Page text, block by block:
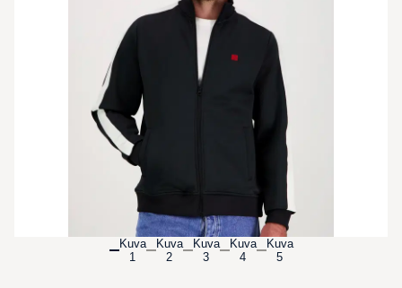
Avaa tuotekuva suurennettuna
Kuva
1
Kuva
2
Kuva
3
Kuva
4
Kuva
5